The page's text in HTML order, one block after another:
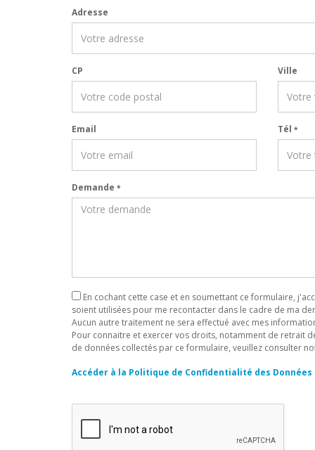
Adresse
CP Ville
Email Tél *
Demande *
En cochant cette case et en soumettant ce formulaire,
soient utilisées pour me recontacter dans le cadre de ma
Aucun autre traitement ne sera effectué avec mes
Pour connaitre et exercer vos droits, notamment de retrait
de données collectés par ce formulaire, veuillez consulter
Accéder à la Politique de Confidentialité des Données